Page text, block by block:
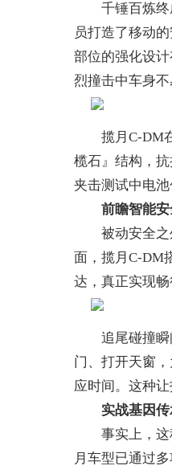
千锤百炼终成
员打造了移动
部位的强化设
烈撞击中车身不
揽月C-DM在
榄石』结构，
夹击测试中电
前瞻智能
被动安全之外
面，揽月C-DM
达，真正实现畅
追尾碰撞瞬间
门、打开天窗
应时间。这种
实战基因
事实上，这种
月车型已通过